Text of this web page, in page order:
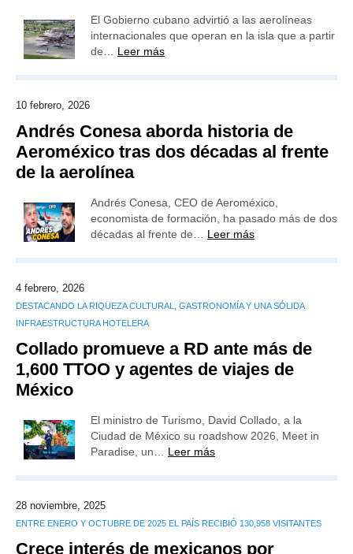
El Gobierno cubano advirtió a las aerolíneas
internacionales que operan en la isla que a partir
de… Leer más
10 febrero, 2026
Andrés Conesa aborda historia de
Aeroméxico tras dos décadas al frente
de la aerolínea
Andrés Conesa, CEO de Aeroméxico,
economista de formación, ha pasado más de dos
décadas al frente de… Leer más
4 febrero, 2026
DESTACANDO LA RIQUEZA CULTURAL, GASTRONOMÍA Y UNA SÓLIDA
INFRAESTRUCTURA HOTELERA
Collado promueve a RD ante más de
1,600 TTOO y agentes de viajes de
México
El ministro de Turismo, David Collado, a la
Ciudad de México su roadshow 2026, Meet in
Paradise, un… Leer más
28 noviembre, 2025
ENTRE ENERO Y OCTUBRE DE 2025 EL PAÍS RECIBIÓ 130,958 VISITANTES
Crece interés de mexicanos por